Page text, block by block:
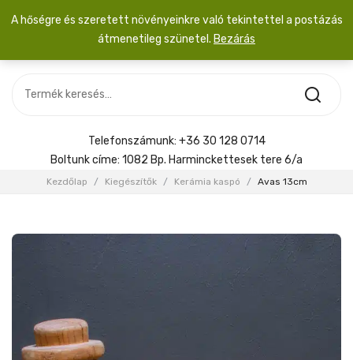
SZOBANÖVÉNY
KIEGÉSZÍTŐK
Menyasszonyi csokor
Telefonszámunk: +36 30 128 0714
Boltunk címe: 1082 Bp. Harminckettesek tere 6/a
Kezdőlap / Kiegészítők / Kerámia kaspó / Avas 13cm
A hőségre és szeretett növényeinkre való tekintettel a postázás
átmenetileg szünetel. Bezárás